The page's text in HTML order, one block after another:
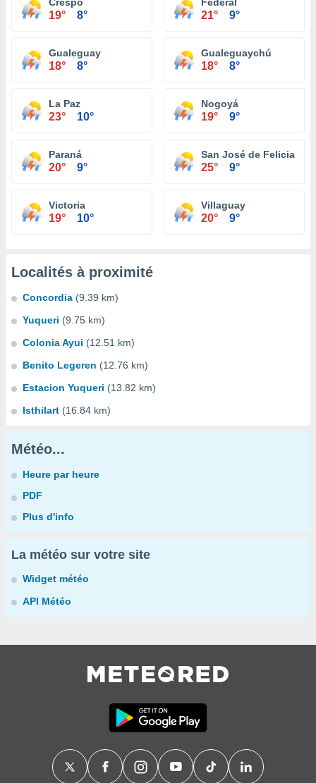
19° 8° 21° 9°
Gualeguay
18° 8°
Gualeguaychú
18° 8°
La Paz
23° 10°
Nogoyá
19° 9°
Paraná
20° 9°
San José de Feliciano
25° 9°
Victoria
19° 10°
Villaguay
20° 9°
Localités à proximité
Concordia (9.39 km)
Yuqueri (9.75 km)
Colonia Ayui (12.51 km)
Benito Legeren (12.76 km)
Estacion Yuqueri (13.82 km)
Isthilart (16.84 km)
Météo...
Heure par heure
PDF
Plus d'info
La météo sur votre site
Widget météo
API Météo